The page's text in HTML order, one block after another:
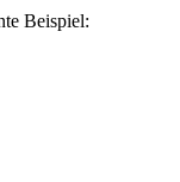
Beispiel: